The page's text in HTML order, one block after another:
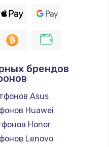
ОС
брендов
Asus
Huawei
Honor
Lenovo